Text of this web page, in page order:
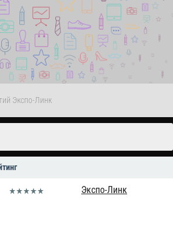
Экспо-Линк
Экспо-Линк